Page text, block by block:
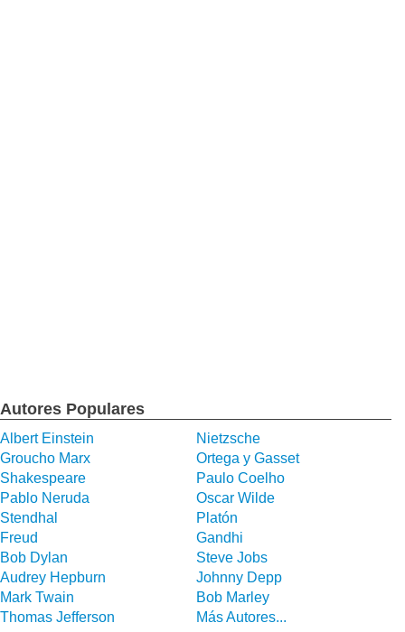
Autores Populares
Albert Einstein
Nietzsche
Groucho Marx
Ortega y Gasset
Shakespeare
Paulo Coelho
Pablo Neruda
Oscar Wilde
Stendhal
Platón
Freud
Gandhi
Bob Dylan
Steve Jobs
Audrey Hepburn
Johnny Depp
Mark Twain
Bob Marley
Thomas Jefferson
Más Autores...